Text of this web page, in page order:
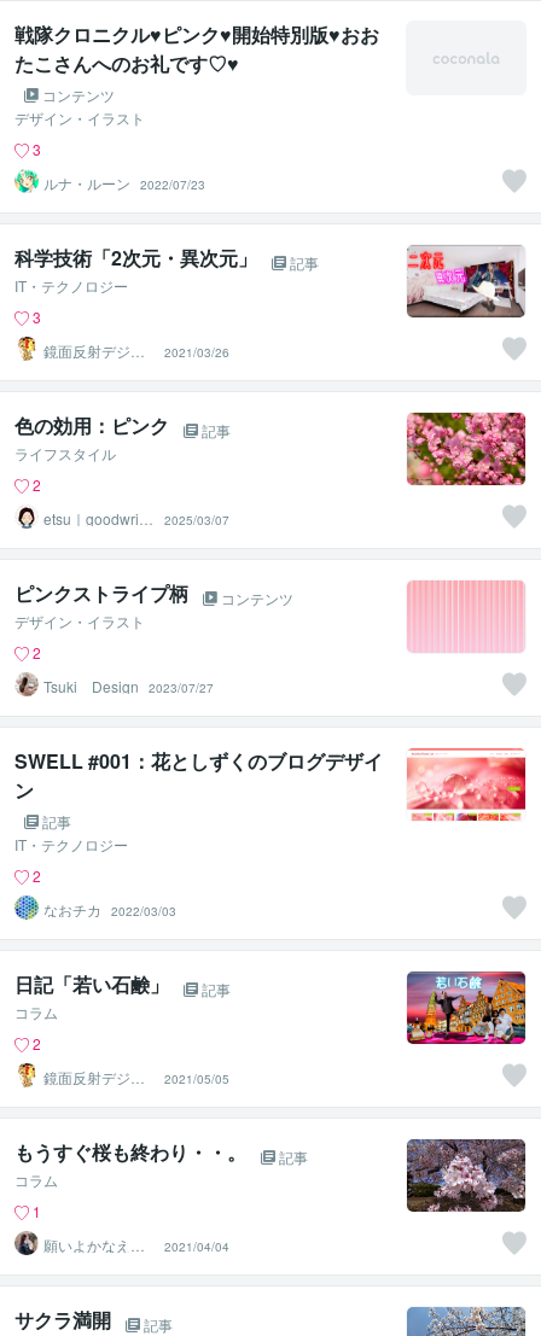
戦隊クロニクル♥ピンク♥開始特別版♥おお
たこさんへのお礼です♡♥
コンテンツ
デザイン・イラスト
3
ルナ・ルーン
2022/07/23
科学技術「2次元・異次元」
記事
IT・テクノロジー
3
鏡面反射デジタ
ルアート製作所
（鈴木穣）
2021/03/26
色の効用：ピンク
記事
ライフスタイル
2
etsu｜goodwritin
2025/03/07
ピンクストライプ柄
コンテンツ
デザイン・イラスト
2
Tsuki Design
2023/07/27
SWELL #001：花としずくのブログデザイ
ン
記事
IT・テクノロジー
2
なおチカ
2022/03/03
日記「若い石鹸」
記事
コラム
2
鏡面反射デジタ
ルアート製作所
（鈴木穣）
2021/05/05
もうすぐ桜も終わり・・。
記事
コラム
1
願いよかなえ～
ゆりか～
2021/04/04
サクラ満開
記事